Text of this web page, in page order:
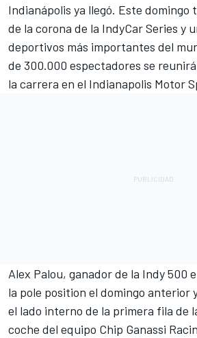
Indianápolis ya llegó. Este domingo
de la corona de la IndyCar Series y
deportivos más importantes del
de 300.000 espectadores se
la carrera en el Indianapolis Motor
Alex Palou, ganador de la Indy 500
la pole position el domingo anterior
el lado interno de la primera fila de
coche del equipo Chip Ganassi